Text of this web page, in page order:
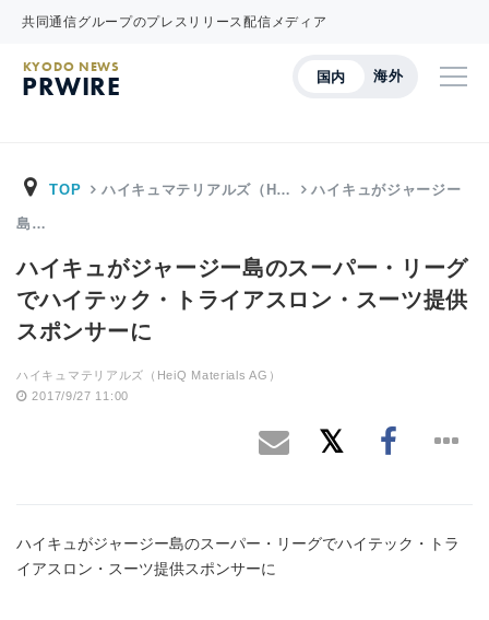
共同通信グループのプレスリリース配信メディア
国内 海外
KYODO NEWS
PRWIRE
TOP ハイキュマテリアルズ（H… ハイキュがジャージー
島…
ハイキュがジャージー島のスーパー・リーグ
でハイテック・トライアスロン・スーツ提供
スポンサーに
ハイキュマテリアルズ（HeiQ Materials AG）
2017/9/27 11:00
ハイキュがジャージー島のスーパー・リーグでハイテック・トラ
イアスロン・スーツ提供スポンサーに